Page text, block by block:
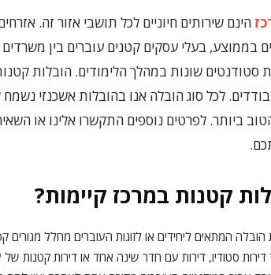
הינם שירותים חיוניים לכל תושבי אזור זה.
בעלי עסקים קטנים עוברים בין משרדים
סטודנטים שונות במהלך הלימודים. הובלות
לכל סוג הובלה אנו בהובלות אשכנזי
ביותר. לפרטים נוספים התקשרו אלינו או
קטנות במרכז קיימות?
הובלה המתאים ליחידים או לזוגות העוברים מחלל מגורים
סטודיו, דירות עם חדר שינה אחד או דירות קטנות של עד 2